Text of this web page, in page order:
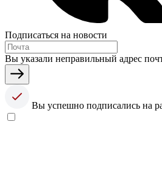
Подписаться на новости
Вы указали неправильный адрес
Вы успешно подписались на